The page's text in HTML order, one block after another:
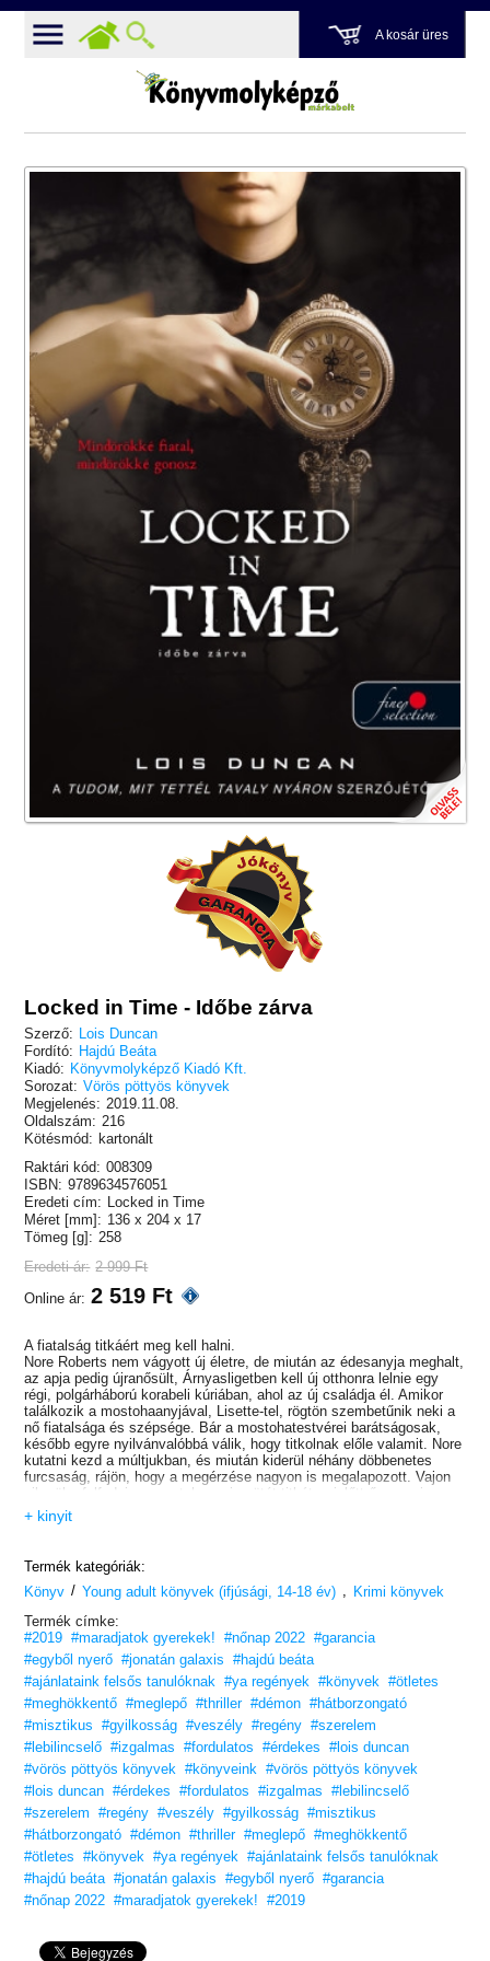
A kosár üres
Locked in Time - Időbe zárva
Szerző: Lois Duncan
Fordító: Hajdú Beáta
Kiadó: Könyvmolyképző Kiadó Kft.
Sorozat: Vörös pöttyös könyvek
Megjelenés: 2019.11.08.
Oldalszám: 216
Kötésmód: kartonált
Raktári kód: 008309
ISBN: 9789634576051
Eredeti cím: Locked in Time
Méret [mm]: 136 x 204 x 17
Tömeg [g]: 258
Eredeti ár: 2 999 Ft
Online ár: 2 519 Ft
A fiatalság titkáért meg kell halni.
Nore Roberts nem vágyott új életre, de miután az édesanyja meghalt,
az apja pedig újranősült, Árnyasligetben kell új otthonra lelnie egy
régi, polgárháború korabeli kúriában, ahol az új családja él. Amikor
találkozik a mostohaanyjával, Lisette-tel, rögtön szembetűnik neki a
nő fiatalsága és szépsége. Bár a mostohatestvérei barátságosak,
később egyre nyilvánvalóbbá válik, hogy titkolnak előle valamit. Nore
kutatni kezd a múltjukban, és miután kiderül néhány döbbenetes
furcsaság, rájön, hogy a megérzése nagyon is megalapozott. Vajon
sikerül-e felfednie a mostohaanyja sötét titkát, mielőtt ő maga is a
gonosz varázslat áldozatává válik?
Számomra mindig is Lois Duncan jelentette az egyik legnagyobb
őket, holott közben a hideg futkosott a hátamon. Duncan a
feszültségkeltés mestere, ezért számís rá, hogy te is a hatása alá
kerülsz, és rád is a frászt hozza majd.
szerzője/
+ kinyit
Termék kategóriák:
Könyv / Young adult könyvek (ifjúsági, 14-18 év) , Krimi könyvek
Termék címke:
#2019 #maradjatok gyerekek! #nőnap 2022 #garancia
#egyből nyerő #jonatán galaxis
#hajdú beáta
#ajánlataink felsős tanulóknak
#ya regények #könyvek
#ötletes
#meghökkentő #meglepő #thriller #démon #hátborzongató
#misztikus
#gyilkosság #veszély #regény #szerelem
#lebilincselő #izgalmas #fordulatos #érdekes
#lois duncan
#vörös pöttyös könyvek
#könyveink
#vörös pöttyös könyvek
#lois duncan #érdekes #fordulatos #izgalmas
#lebilincselő
#szerelem
#regény #veszély #gyilkosság #misztikus
#hátborzongató #démon #thriller #meglepő #meghökkentő
#ötletes
#könyvek #ya regények
#ajánlataink felsős tanulóknak
#hajdú beáta #jonatán galaxis #egyből nyerő #garancia
#nőnap 2022 #maradjatok gyerekek! #2019